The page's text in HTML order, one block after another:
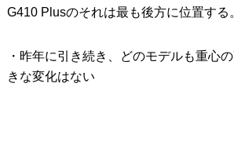
G410 Plusのそれは最も後方に位置する
・昨年に引き続き、どのモデルも重心
きな変化はない